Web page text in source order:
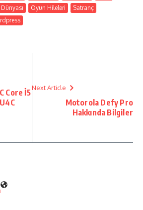
Oyun Hileleri
Satranç
Core İ5Next Article
Motorola Defy Pro
Hakkında Bilgiler